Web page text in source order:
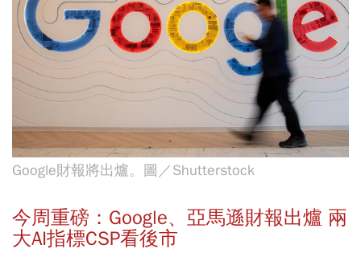
Google財報將出爐。圖／Shutterstock
今周重磅：Google、亞馬遜財報出爐 兩
大AI指標CSP看後市